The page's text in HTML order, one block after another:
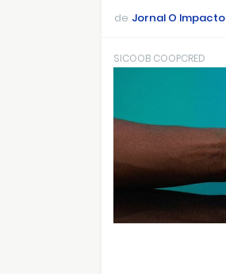
de Jornal O Impacto
SICOOB COOPCRED